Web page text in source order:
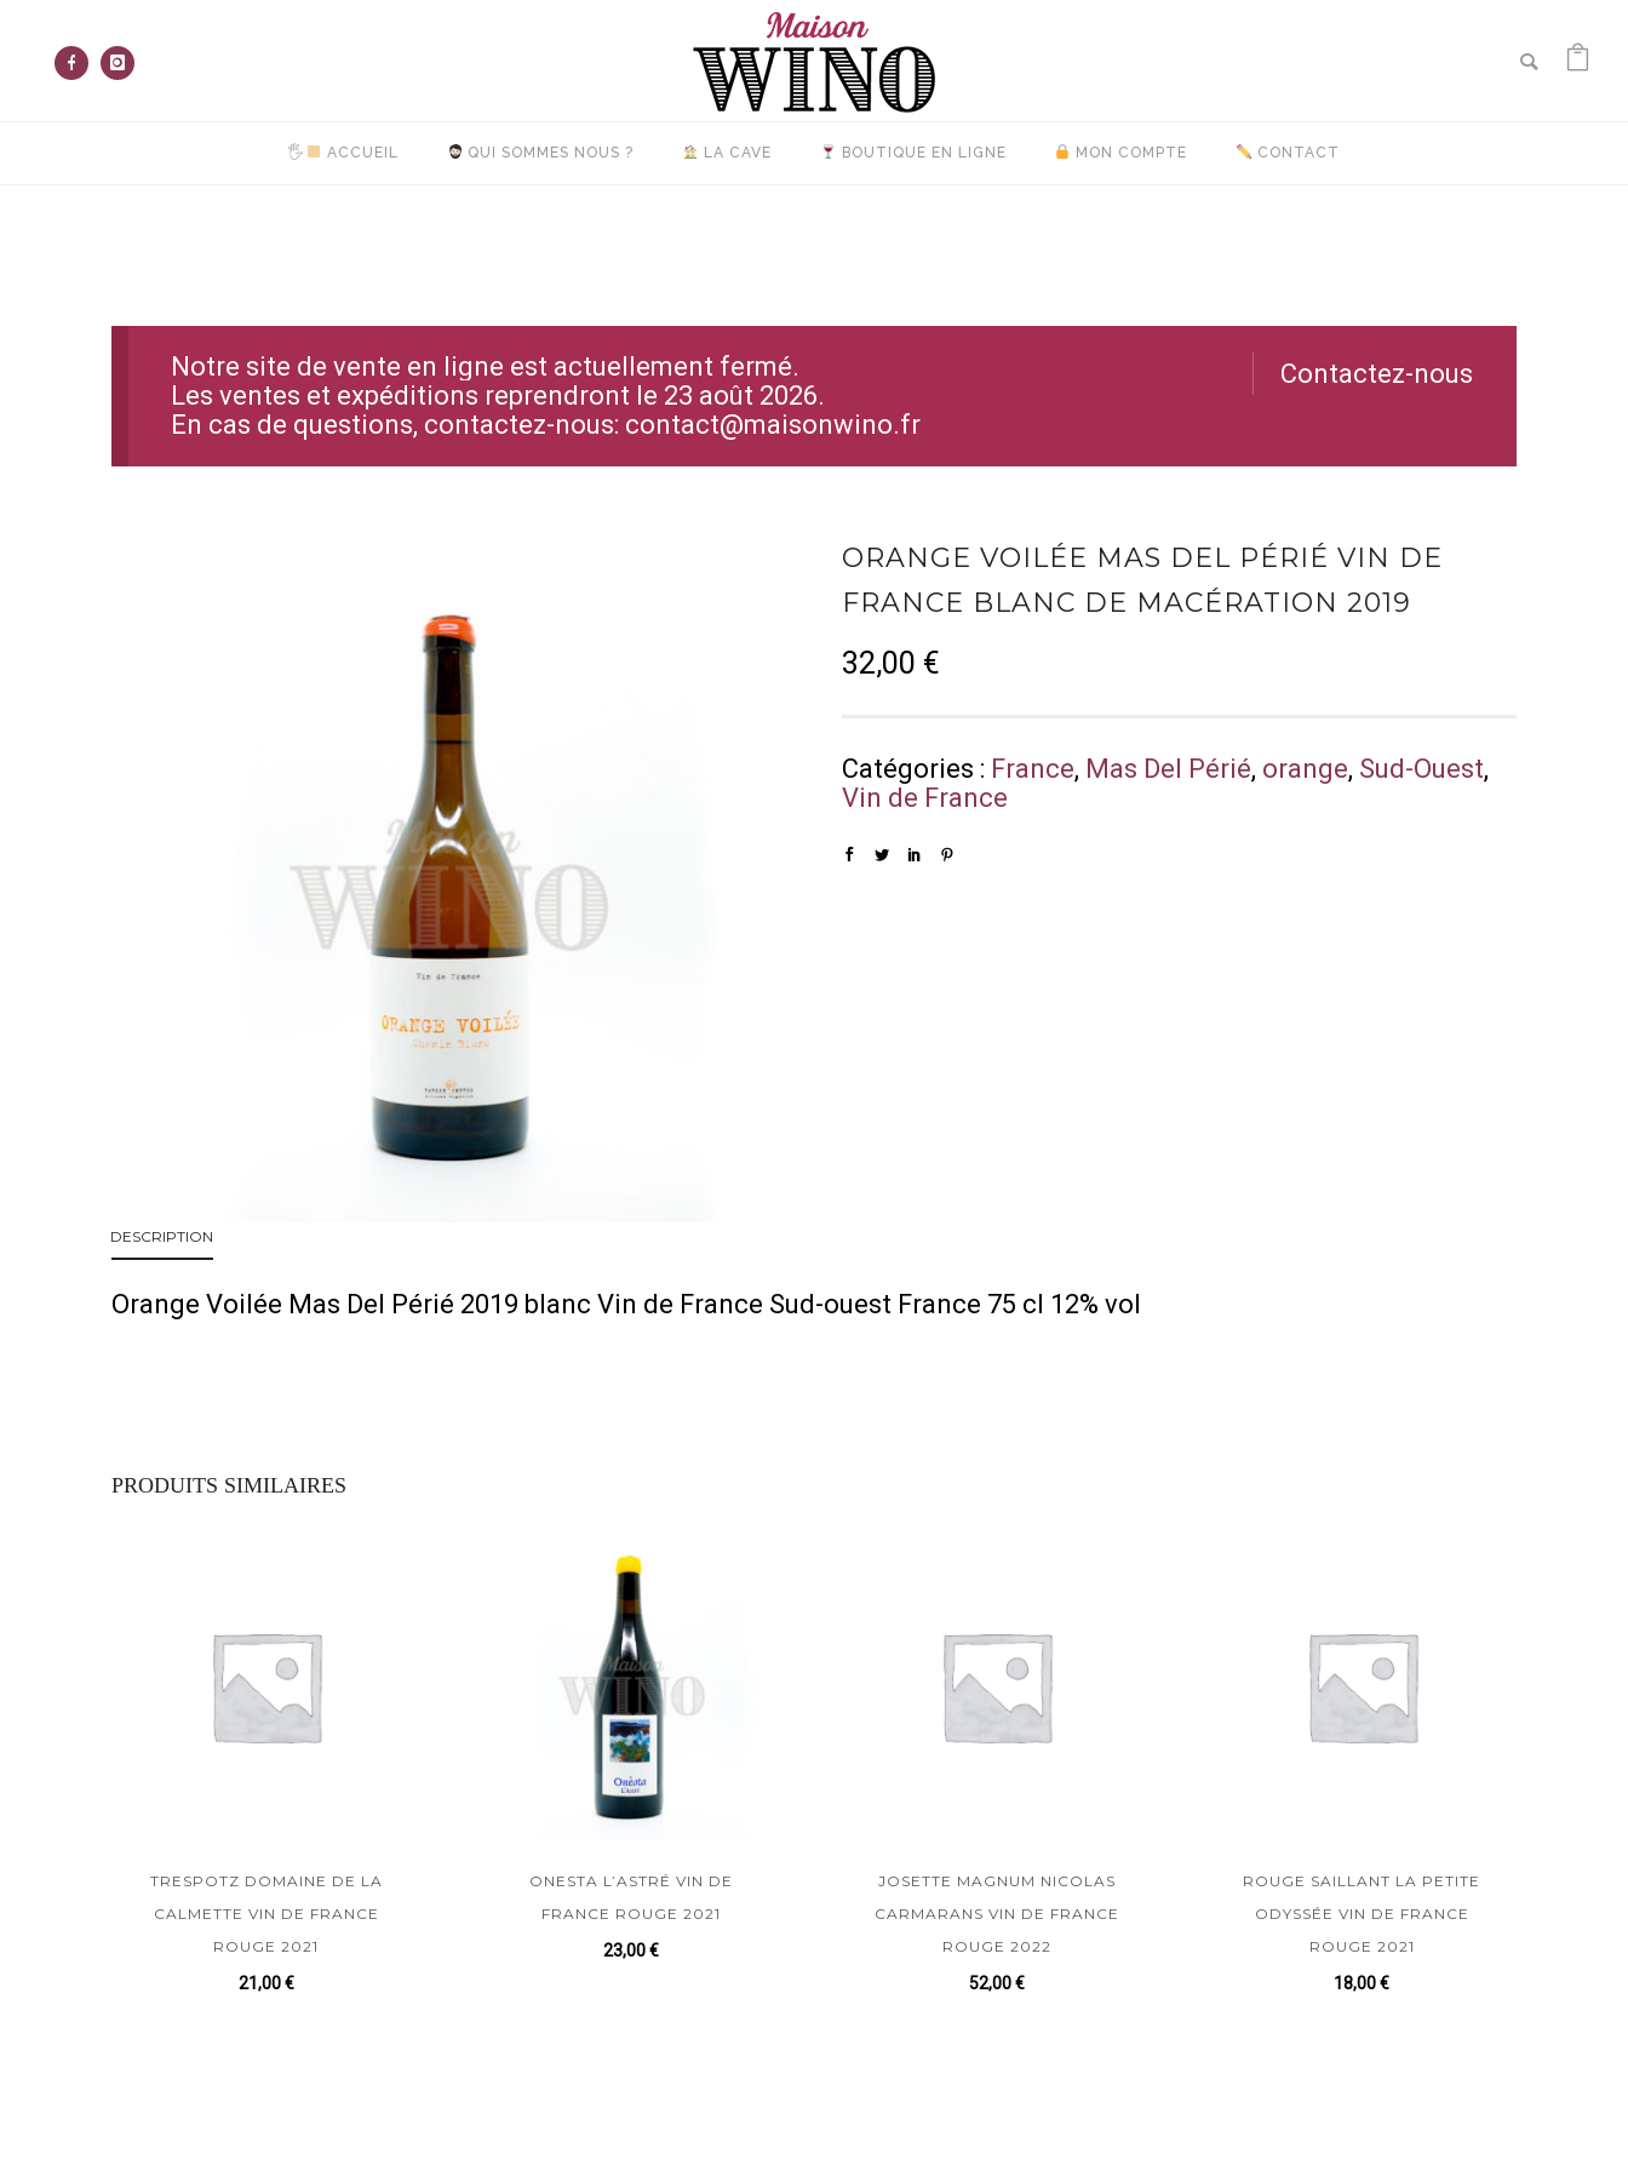
🖐 ACCUEIL QUI SOMMES NOUS ? LA CAVE BOUTIQUE EN LIGNE MON COMPTE CONTACT
Contactez-nous
Notre site de vente en ligne est actuellement fermé.
Les ventes et expéditions reprendront le 23 août 2026.
En cas de questions, contactez-nous: contact@maisonwino.fr
ORANGE VOILÉE MAS DEL PÉRIÉ VIN DE
FRANCE BLANC DE MACÉRATION 2019
32,00 €
Catégories : France, Mas Del Périé, orange, Sud-Ouest,
Vin de France
DESCRIPTION
Orange Voilée Mas Del Périé 2019 blanc Vin de France Sud-ouest France 75 cl 12% vol
PRODUITS SIMILAIRES
TRESPOTZ DOMAINE DE LA
CALMETTE VIN DE FRANCE
ROUGE 2021
21,00€
ONESTA L’ASTRÉ VIN DE
FRANCE ROUGE 2021
23,00€
JOSETTE MAGNUM NICOLAS
CARMARANS VIN DE FRANCE
ROUGE 2022
52,00€
ROUGE SAILLANT LA PETITE
ODYSSÉE VIN DE FRANCE
ROUGE 2021
18,00€